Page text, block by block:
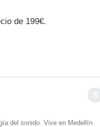
de 199€.
del sonido. Vive en Medellín